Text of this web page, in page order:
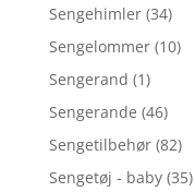
Sengehimler (34)
Sengelommer (10)
Sengerand (1)
Sengerande (46)
Sengetilbehør (82)
Sengetøj - baby (35)